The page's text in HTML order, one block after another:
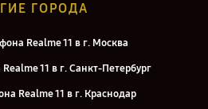
ГОРОДА
Realme 11 в г. Москва
11 в г. Санкт-Петербург
Realme 11 в г. Краснодар